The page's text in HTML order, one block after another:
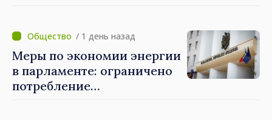
премьер-министр Василе
Тофан
/ 1 день назад
Меры по экономии энергии
в парламенте: ограничено
потребление